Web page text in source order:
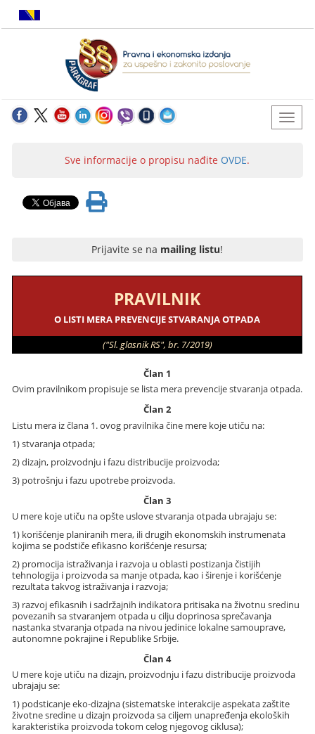
Sve informacije o propisu nađite OVDE.
Prijavite se na mailing listu!
PRAVILNIK
O LISTI MERA PREVENCIJE STVARANJA OTPADA
("Sl. glasnik RS", br. 7/2019)
Član 1
Ovim pravilnikom propisuje se lista mera prevencije stvaranja otpada.
Član 2
Listu mera iz člana 1. ovog pravilnika čine mere koje utiču na:
1) stvaranja otpada;
2) dizajn, proizvodnju i fazu distribucije proizvoda;
3) potrošnju i fazu upotrebe proizvoda.
Član 3
U mere koje utiču na opšte uslove stvaranja otpada ubrajaju se:
1) korišćenje planiranih mera, ili drugih ekonomskih instrumenata
kojima se podstiče efikasno korišćenje resursa;
2) promocija istraživanja i razvoja u oblasti postizanja čistijih
tehnologija i proizvoda sa manje otpada, kao i širenje i korišćenje
rezultata takvog istraživanja i razvoja;
3) razvoj efikasnih i sadržajnih indikatora pritisaka na životnu sredinu
povezanih sa stvaranjem otpada u cilju doprinosa sprečavanja
nastanka stvaranja otpada na nivou jedinice lokalne samouprave,
autonomne pokrajine i Republike Srbije.
Član 4
U mere koje utiču na dizajn, proizvodnju i fazu distribucije proizvoda
ubrajaju se:
1) podsticanje eko-dizajna (sistematske interakcije aspekata zaštite
životne sredine u dizajn proizvoda sa ciljem unapređenja ekoloških
karakteristika proizvoda tokom celog njegovog ciklusa);